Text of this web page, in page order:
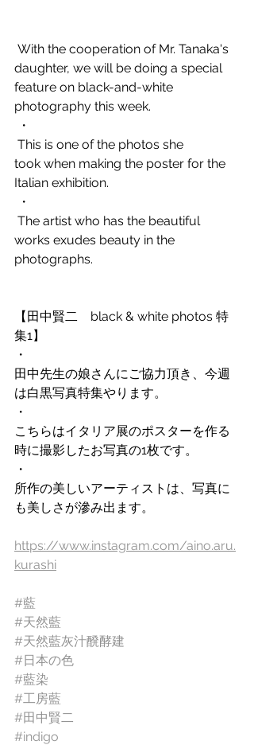
daughter, we will be doing a special
feature on black-and-white
photography this week.
・
This is one of the photos she
took when making the poster for the
Italian exhibition.
・
works exudes beauty in the
photographs.
【田中賢二　black & white photos 特
集1】
・
田中先生の娘さんにご協力頂き、今週
は白黒写真特集やります。
・
こちらはイタリア展のポスターを作る
時に撮影したお写真の1枚です。
・
所作の美しいアーティストは、写真に
も美しさが滲み出ます。
https://www.instagram.com/aino.aru.
kurashi
#藍
#天然藍
#天然藍灰汁醗酵建
#日本の色
#藍染
#工房藍
#田中賢二
#indigo